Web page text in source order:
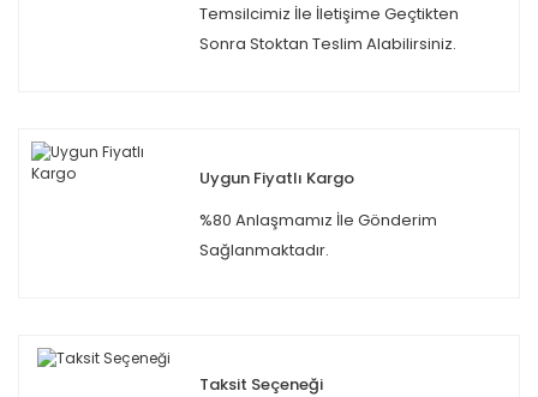
Temsilcimiz İle İletişime Geçtikten
Sonra Stoktan Teslim Alabilirsiniz.
Uygun Fiyatlı Kargo
%80 Anlaşmamız İle Gönderim
Sağlanmaktadır.
Taksit Seçeneği